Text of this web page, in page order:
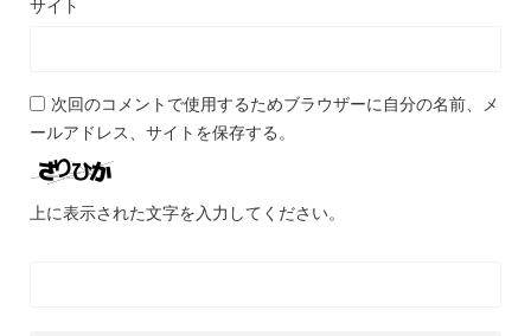
サイト
次回のコメントで使用するためブラウザーに自分の名前、メ
ールアドレス、サイトを保存する。
上に表示された文字を入力してください。